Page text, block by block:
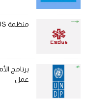
منظمة CADUS تعلن عن حاجتها لوظائف شاغرة
عمل